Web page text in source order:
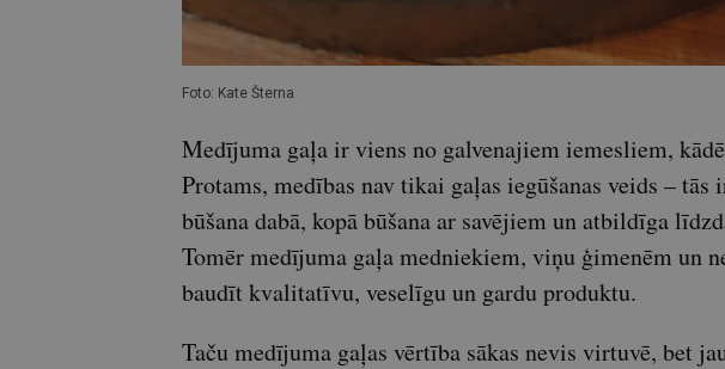
Foto: Kate Šterna
Medījuma gaļa ir viens no galvenajiem iemesliem,
Protams, medības nav tikai gaļas iegūšanas veids –
būšana dabā, kopā būšana ar savējiem un atbildīga
Tomēr medījuma gaļa medniekiem, viņu ģimenēm un
baudīt kvalitatīvu, veselīgu un gardu produktu.
Taču medījuma gaļas vērtība sākas nevis virtuvē, bet